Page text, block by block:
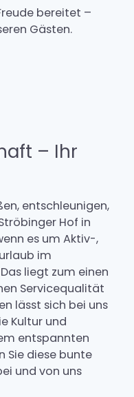
bereitet –
Gästen.
– Ihr
entschleunigen,
Hof in
es um Aktiv-,
im
liegt zum einen
Servicequalität
lässt sich bei uns
Kultur und
entspannten
Sie diese bunte
und von uns